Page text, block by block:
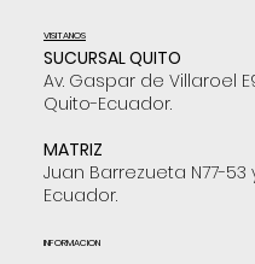
VISITANOS
SUCURSAL QUITO
Av. Gaspar de Villaroel
Quito-Ecuador.
MATRIZ
Juan Barrezueta N77-
Ecuador.
INFORMACION